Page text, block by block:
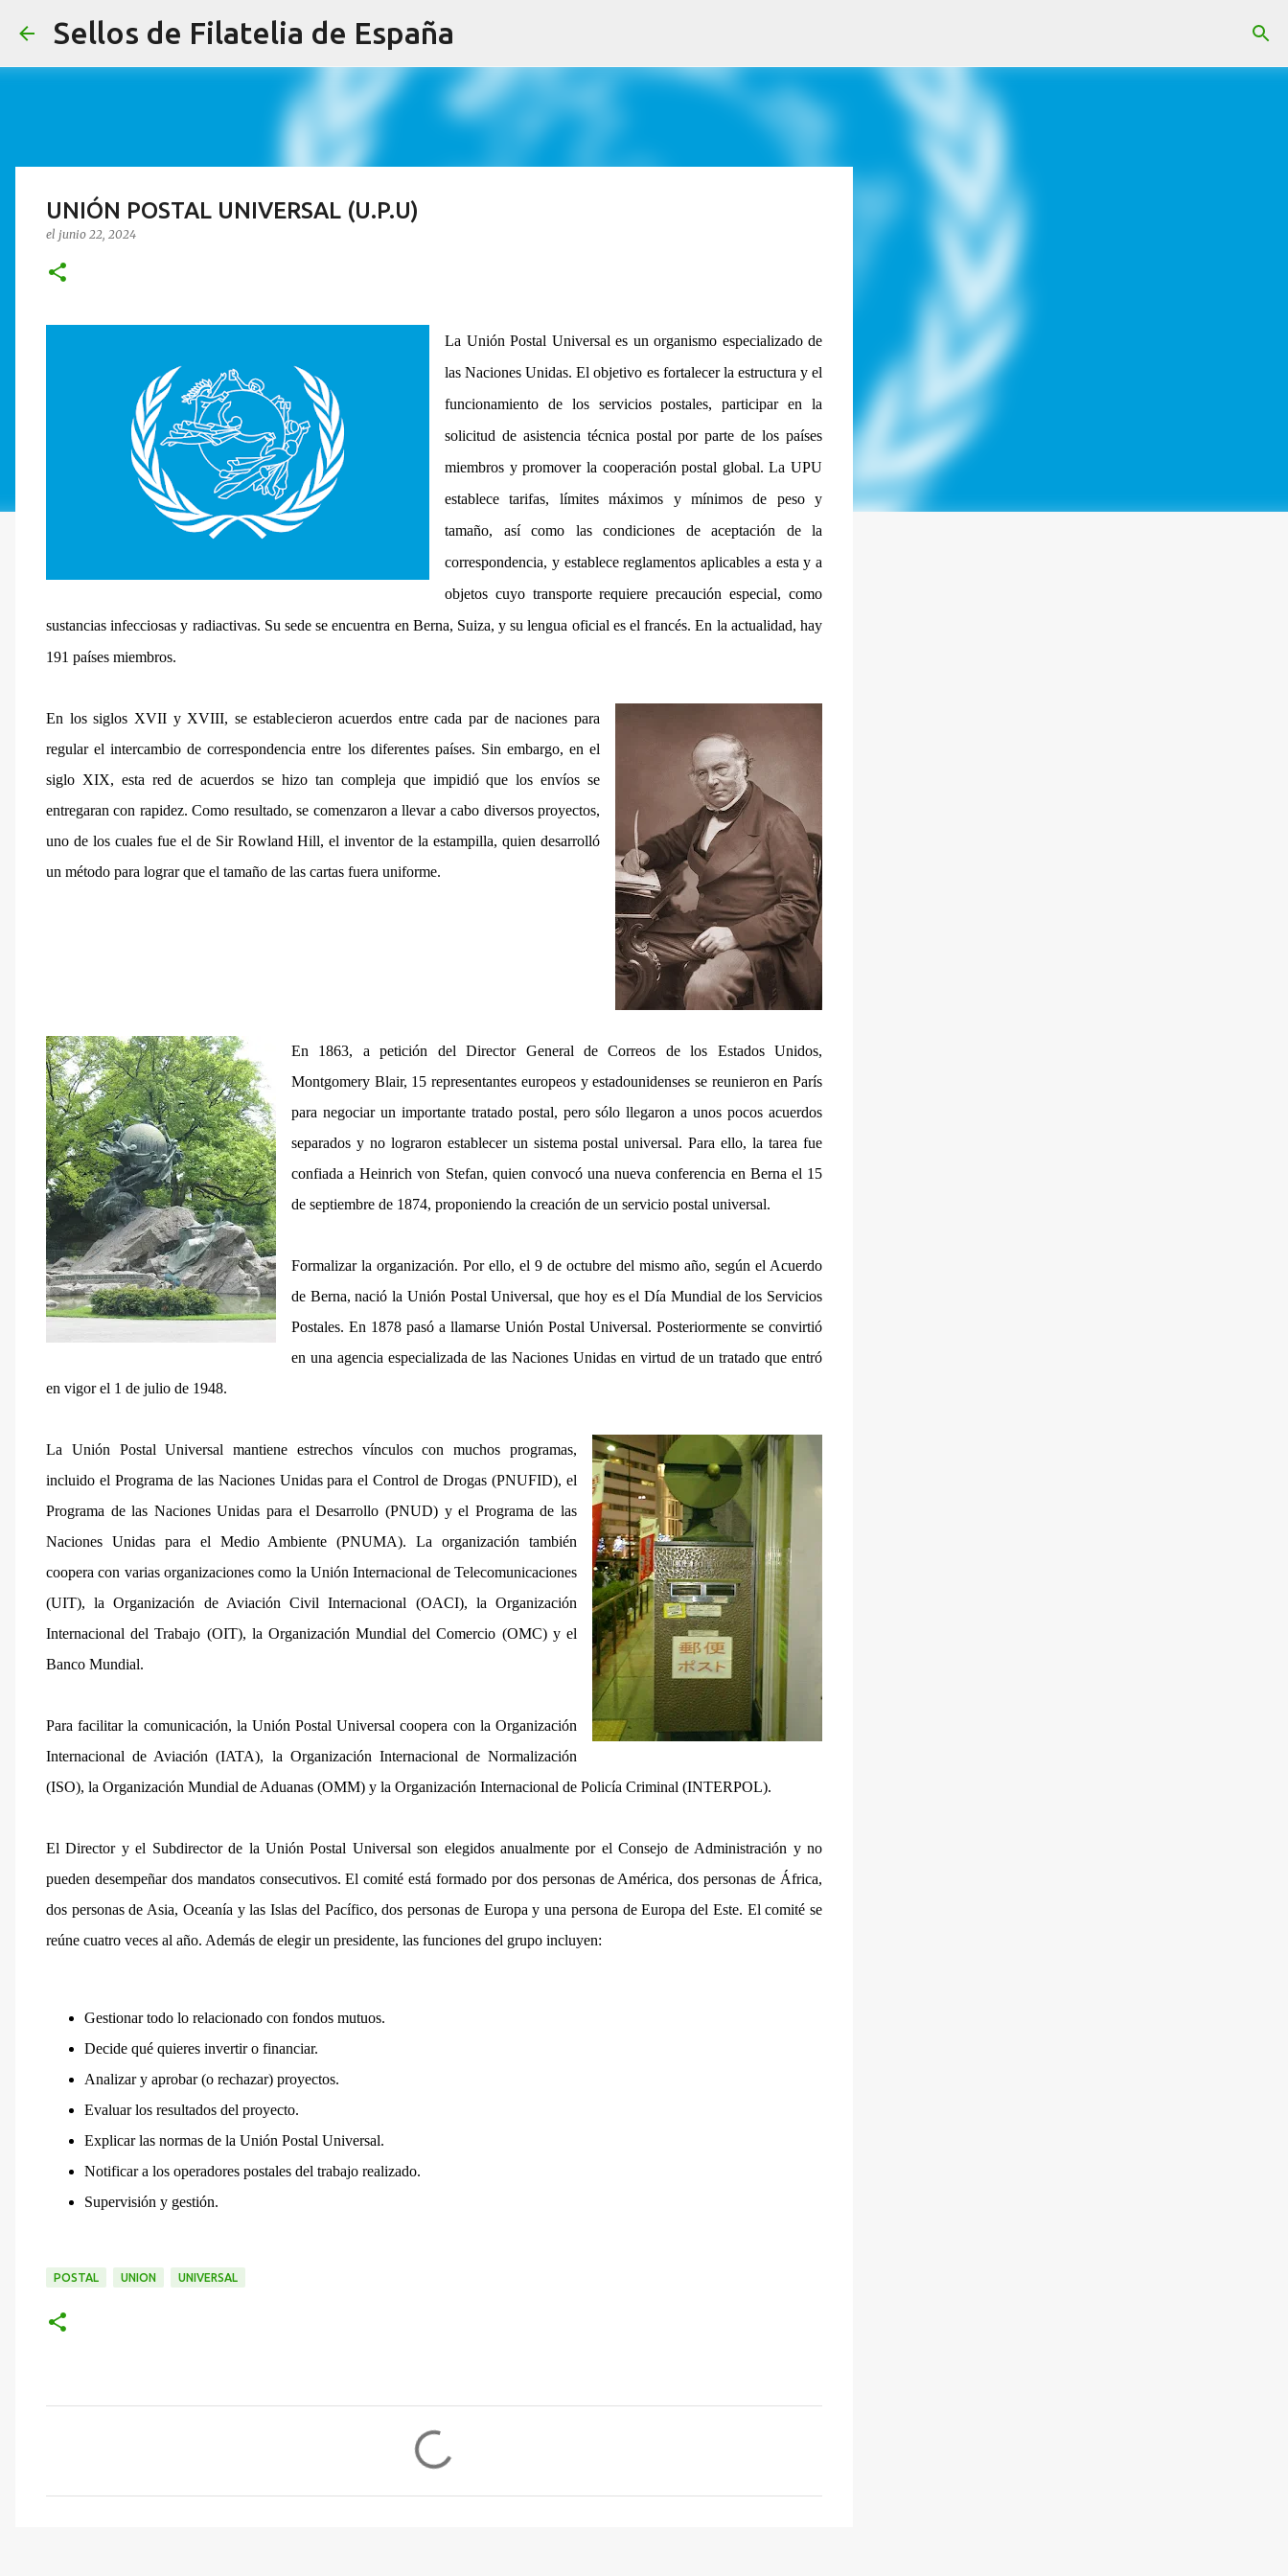
Sellos de Filatelia de España
UNIÓN POSTAL UNIVERSAL (U.P.U)
el junio 22, 2024
La Unión Postal Universal es un organismo especializado de
las Naciones Unidas. El objetivo es fortalecer la estructura y el
funcionamiento de los servicios postales, participar en la
solicitud de asistencia técnica postal por parte de los países
miembros y promover la cooperación postal global. La UPU
establece tarifas, límites máximos y mínimos de peso y
tamaño, así como las condiciones de aceptación de la
correspondencia, y establece reglamentos aplicables a esta y a
objetos cuyo transporte requiere precaución especial, como
sustancias infecciosas y radiactivas. Su sede se encuentra en Berna, Suiza, y su lengua oficial es el francés. En la actualidad, hay
191 países miembros.
En los siglos XVII y XVIII, se establecieron acuerdos entre cada par de naciones para
regular el intercambio de correspondencia entre los diferentes países. Sin embargo, en el
siglo XIX, esta red de acuerdos se hizo tan compleja que impidió que los envíos se
entregaran con rapidez. Como resultado, se comenzaron a llevar a cabo diversos proyectos,
uno de los cuales fue el de Sir Rowland Hill, el inventor de la estampilla, quien desarrolló
un método para lograr que el tamaño de las cartas fuera uniforme.
En 1863, a petición del Director General de Correos de los Estados Unidos,
Montgomery Blair, 15 representantes europeos y estadounidenses se reunieron en París
para negociar un importante tratado postal, pero sólo llegaron a unos pocos acuerdos
separados y no lograron establecer un sistema postal universal. Para ello, la tarea fue
confiada a Heinrich von Stefan, quien convocó una nueva conferencia en Berna el 15
de septiembre de 1874, proponiendo la creación de un servicio postal universal.
Formalizar la organización. Por ello, el 9 de octubre del mismo año, según el Acuerdo
de Berna, nació la Unión Postal Universal, que hoy es el Día Mundial de los Servicios
Postales. En 1878 pasó a llamarse Unión Postal Universal. Posteriormente se convirtió
en una agencia especializada de las Naciones Unidas en virtud de un tratado que entró
en vigor el 1 de julio de 1948.
La Unión Postal Universal mantiene estrechos vínculos con muchos programas,
incluido el Programa de las Naciones Unidas para el Control de Drogas (PNUFID), el
Programa de las Naciones Unidas para el Desarrollo (PNUD) y el Programa de las
Naciones Unidas para el Medio Ambiente (PNUMA). La organización también
coopera con varias organizaciones como la Unión Internacional de Telecomunicaciones
(UIT), la Organización de Aviación Civil Internacional (OACI), la Organización
Internacional del Trabajo (OIT), la Organización Mundial del Comercio (OMC) y el
Banco Mundial.
Para facilitar la comunicación, la Unión Postal Universal coopera con la Organización
Internacional de Aviación (IATA), la Organización Internacional de Normalización
(ISO), la Organización Mundial de Aduanas (OMM) y la Organización Internacional de Policía Criminal (INTERPOL).
El Director y el Subdirector de la Unión Postal Universal son elegidos anualmente por el Consejo de Administración y no
pueden desempeñar dos mandatos consecutivos. El comité está formado por dos personas de América, dos personas de África,
dos personas de Asia, Oceanía y las Islas del Pacífico, dos personas de Europa y una persona de Europa del Este. El comité se
reúne cuatro veces al año. Además de elegir un presidente, las funciones del grupo incluyen:
Gestionar todo lo relacionado con fondos mutuos.
Decide qué quieres invertir o financiar.
Analizar y aprobar (o rechazar) proyectos.
Evaluar los resultados del proyecto.
Explicar las normas de la Unión Postal Universal.
Notificar a los operadores postales del trabajo realizado.
Supervisión y gestión.
POSTAL UNION UNIVERSAL